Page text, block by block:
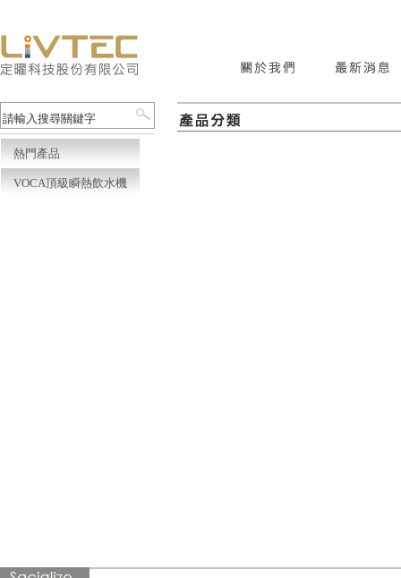
熱門產品
VOCA頂級瞬熱飲水機